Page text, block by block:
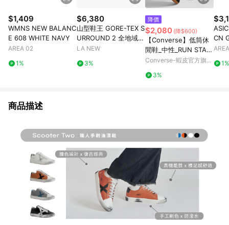
$1,409
WMNS NEW BALANC
E 608 WHITE NAVY
AREA 02
1%
$6,380
山型鞋王 GORE-TEX S
URROUND 2 全地域機
能郊山鞋(男23061454
LA NEW
3%
降價
$2,080 (降$600)
【Converse】低筒休
閒鞋_中性_RUN STAR
TRAINER_A08263C
官方旗艦店
Converse-蝦皮官方旗艦
3%
CN
1%
商品描述